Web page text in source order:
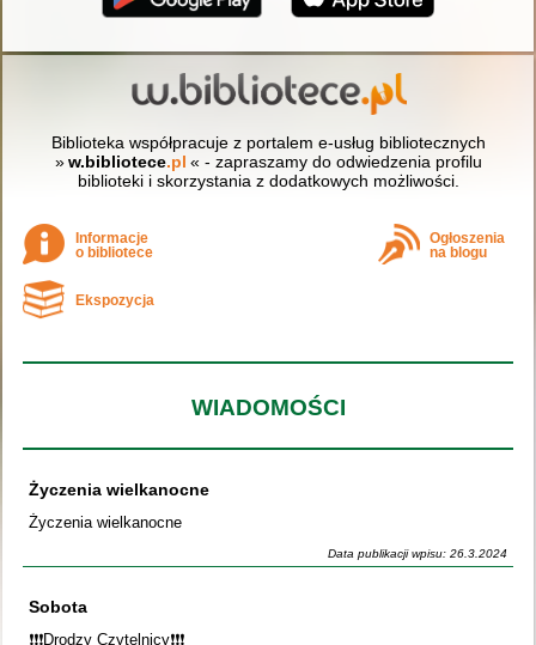
Biblioteka współpracuje z portalem e-usług bibliotecznych
» w.bibliotece.pl « - zapraszamy do odwiedzenia profilu
biblioteki i skorzystania z dodatkowych możliwości.
Informacje
o bibliotece
Ogłoszenia
na blogu
Ekspozycja
WIADOMOŚCI
Życzenia wielkanocne
Życzenia wielkanocne
Data publikacji wpisu: 26.3.2024
Sobota
❗️❗️❗️Drodzy Czytelnicy❗️❗️❗️